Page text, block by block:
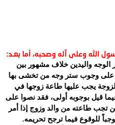
الله وعلى آله وصحبه، أما بعـد:
واليدين خلاف مشهور بين
على وجوب ستر وجه من تخشى بها
الزوجة يجب عليها طاعة زوجها في
قيل بوجوبه أولى، فقد نصوا على
تجب طاعته من والد وزوج إذا أمر
للوقوع فيما ترجح تحريمه.